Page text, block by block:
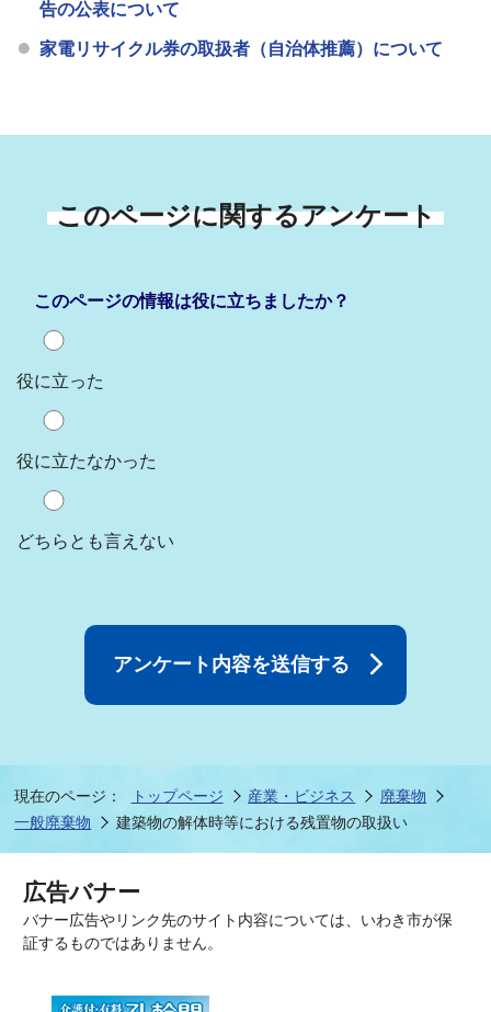
告の公表について
家電リサイクル券の取扱者（自治体推薦）について
このページに関するアンケート
このページの情報は役に立ちましたか？
役に立った
役に立たなかった
どちらとも言えない
現在のページ： トップページ 産業・ビジネス
廃棄物
一般廃棄物
建築物の解体時等における残置物の取扱い
広告バナー
バナー広告やリンク先のサイト内容については、いわき市が保
証するものではありません。